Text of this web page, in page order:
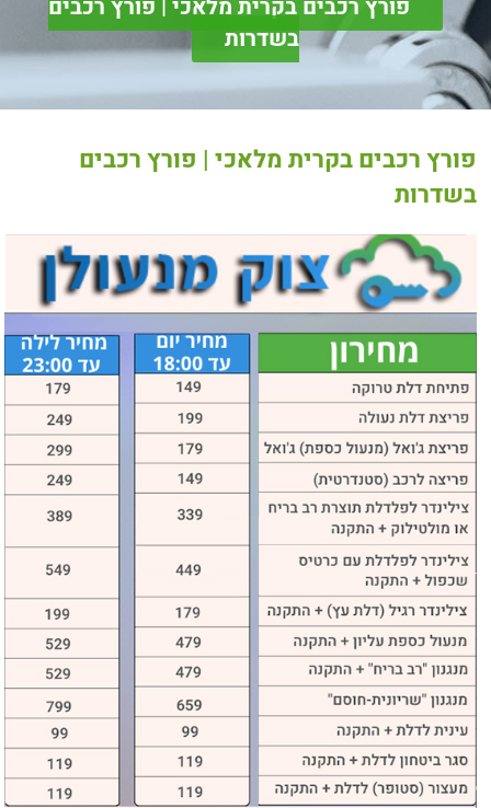
פורץ רכבים בקרית מלאכי | פורץ רכבים
בשדרות
פורץ רכבים בקרית מלאכי | פורץ רכבים
בשדרות